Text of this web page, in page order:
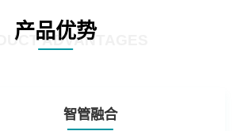
产品优势
ADVANTAGES
智管融合